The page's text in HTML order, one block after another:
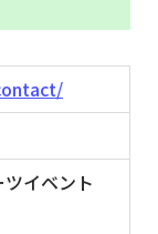
ツイベント